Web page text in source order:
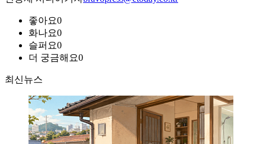
좋아요0
화나요0
슬퍼요0
더 궁금해요0
최신뉴스